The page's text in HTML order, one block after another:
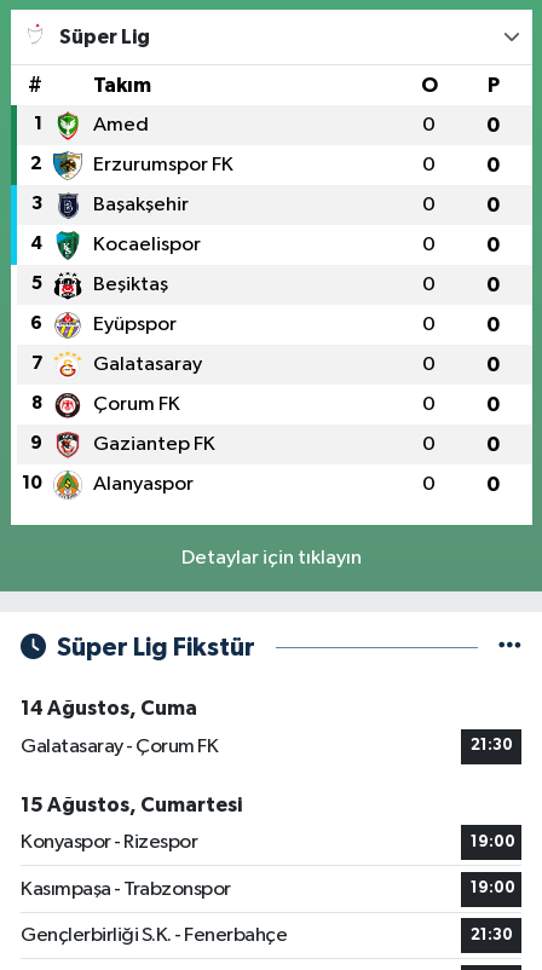
Süper Lig
# Takım O P
1 Amed 0 0
2 Erzurumspor FK 0 0
3 Başakşehir 0 0
4 Kocaelispor 0 0
5 Beşiktaş 0 0
6 Eyüpspor 0 0
7 Galatasaray 0 0
8 Çorum FK 0 0
9 Gaziantep FK 0 0
10 Alanyaspor 0 0
Detaylar için tıklayın
Süper Lig Fikstür
14 Ağustos, Cuma
Galatasaray - Çorum FK
21:30
15 Ağustos, Cumartesi
Konyaspor - Rizespor
19:00
Kasımpaşa - Trabzonspor 19:00
Gençlerbirliği S.K. - Fenerbahçe 21:30